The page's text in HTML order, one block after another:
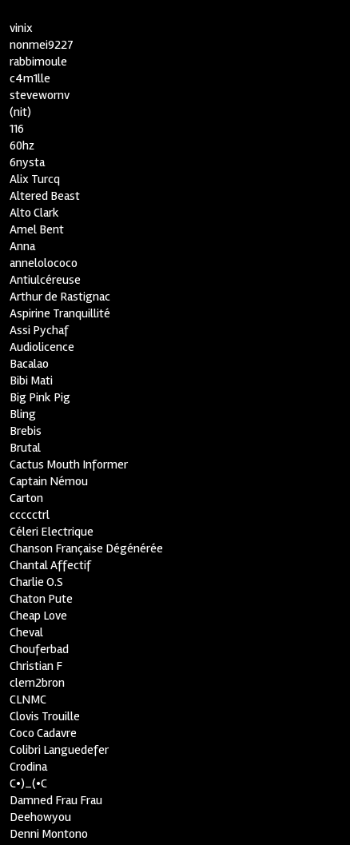
vinix
nonmei9227
rabbimoule
c4m1lle
stevewornv
(nit)
116
60hz
6nysta
Alix Turcq
Altered Beast
Alto Clark
Amel Bent
Anna
annelolococo
Antiulcéreuse
Arthur de Rastignac
Aspirine Tranquillité
Assi Pychaf
Audiolicence
Bacalao
Bibi Mati
Big Pink Pig
Bling
Brebis
Brutal
Cactus Mouth Informer
Captain Némou
Carton
ccccctrl
Céleri Electrique
Chanson Française Dégénérée
Chantal Affectif
Charlie O.S
Chaton Pute
Cheap Love
Cheval
Chouferbad
Christian F
clem2bron
CLNMC
Clovis Trouille
Coco Cadavre
Colibri Languedefer
Crodina
C•)_(•C
Damned Frau Frau
Deehowyou
Denni Montono